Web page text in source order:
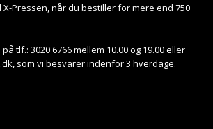
Pressen, når du bestiller for mere end 750
tlf.: 3020 6766 mellem 10.00 og 19.00 eller
, som vi besvarer indenfor 3 hverdage.